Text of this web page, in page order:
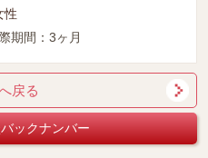
性
期間：3ヶ月
戻る
ックナンバー